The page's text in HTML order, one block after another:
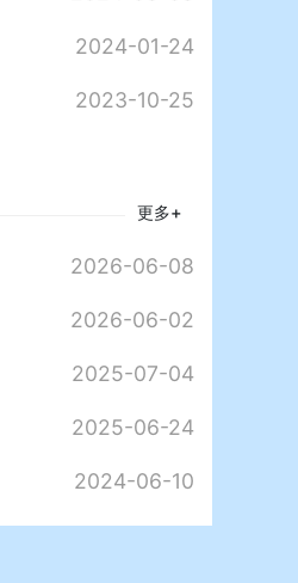
2024-01-24
2023-10-25
更多+
2026-06-08
2026-06-02
2025-07-04
2025-06-24
2024-06-10